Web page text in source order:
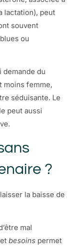
lactation), peut
souvent
ou
demande du
moins femme,
séduisante. Le
peut aussi
?
la baisse de
mal
et besoins permet